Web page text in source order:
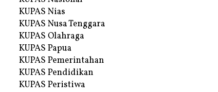
KUPAS Nias
KUPAS Nusa Tenggara
KUPAS Olahraga
KUPAS Papua
KUPAS Pemerintahan
KUPAS Pendidikan
KUPAS Peristiwa